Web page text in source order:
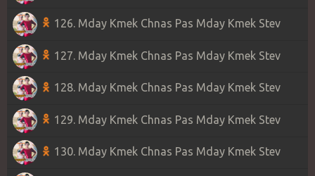
126. Mday Kmek Chnas Pas Mday Kmek Stev
127. Mday Kmek Chnas Pas Mday Kmek Stev
128. Mday Kmek Chnas Pas Mday Kmek Stev
129. Mday Kmek Chnas Pas Mday Kmek Stev
130. Mday Kmek Chnas Pas Mday Kmek Stev